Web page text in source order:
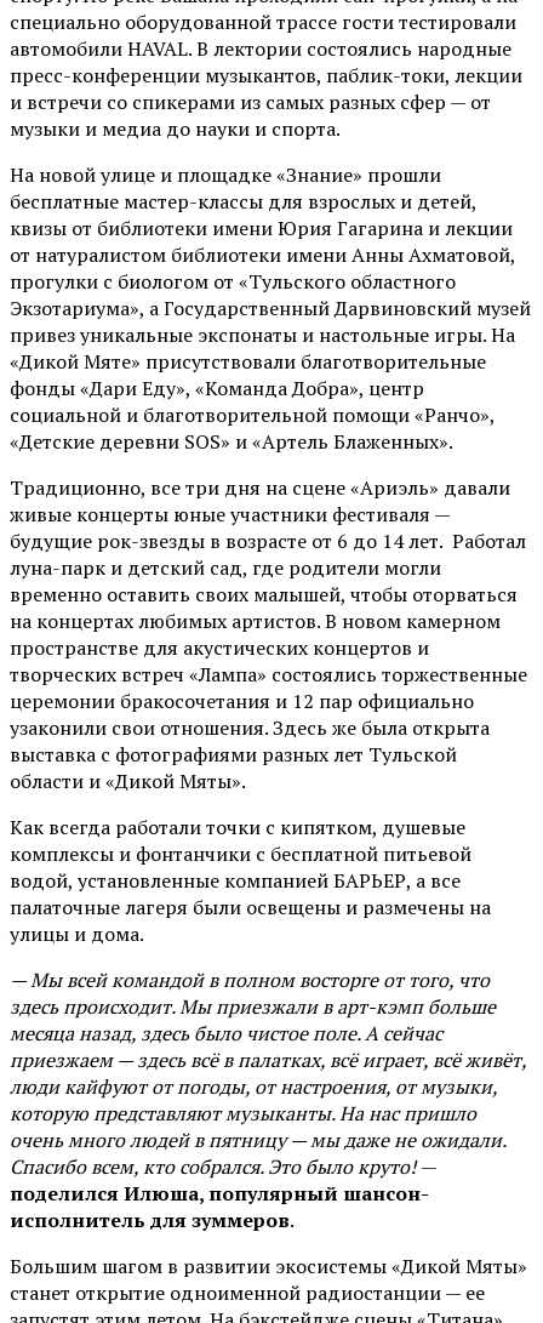
специально оборудованной трассе гости тестировали
автомобили HAVAL. В лектории состоялись народные
пресс-конференции музыкантов, паблик-токи, лекции
и встречи со спикерами из самых разных сфер — от
музыки и медиа до науки и спорта.
На новой улице и площадке «Знание» прошли
бесплатные мастер-классы для взрослых и детей,
квизы от библиотеки имени Юрия Гагарина и лекции
от натуралистом библиотеки имени Анны Ахматовой,
прогулки с биологом от «Тульского областного
Экзотариума», а Государственный Дарвиновский музей
привез уникальные экспонаты и настольные игры. На
«Дикой Мяте» присутствовали благотворительные
фонды «Дари Еду», «Команда Добра», центр
социальной и благотворительной помощи «Ранчо»,
«Детские деревни SOS» и «Артель Блаженных».
Традиционно, все три дня на сцене«Ариэль» давали
живые концерты юные участники фестиваля —
будущие рок-звезды в возрасте от 6 до 14 лет. Работал
луна-парк и детский сад, где родители могли
временно оставить своих малышей, чтобы оторваться
на концертах любимых артистов. В новом камерном
пространстве для акустических концертов и
творческих встреч «Лампа» состоялись торжественные
церемонии бракосочетания и 12 пар официально
узаконили свои отношения. Здесь же была открыта
выставка с фотографиями разных лет Тульской
области и «Дикой Мяты».
Как всегда работали точки с кипятком, душевые
комплексы и фонтанчики с бесплатной питьевой
водой, установленные компанией БАРЬЕР, а все
палаточные лагеря были освещены и размечены на
улицы и дома.
— Мы всей командой в полном восторге от того, что
здесь происходит. Мы приезжали в арт-кэмп больше
месяца назад, здесь было чистое поле. А сейчас
приезжаем — здесь всё в палатках, всё играет, всё живёт,
люди кайфуют от погоды, от настроения, от музыки,
которую представляют музыканты. На нас пришло
очень много людей в пятницу — мы даже не ожидали.
Спасибо всем, кто собрался. Это было круто!—
поделился Илюша, популярный шансон-
исполнитель для зуммеров.
Большим шагом в развитии экосистемы «Дикой Мяты»
станет открытие одноименной радиостанции — ее